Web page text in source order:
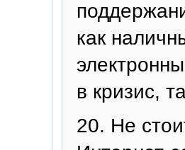
как
в кризис,
20. Не